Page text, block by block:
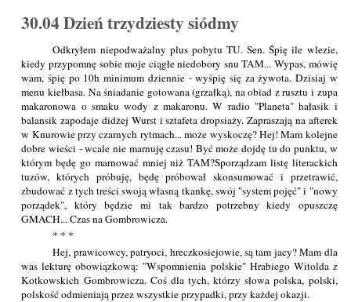
30.04 Dzień trzydziesty siódmy
Odkryłem niepodważalny plus pobytu TU. Sen. Śpię ile wlezie,
kiedy przypomnę sobie moje ciągłe niedobory snu TAM... Wypas, mówię
wam, śpię po 10h minimum dziennie - wyśpię się za żywota. Dzisiaj w
menu kiełbasa. Na śniadanie gotowana (grzałką), na obiad z rusztu i zupa
makaronowa o smaku wody z makaronu. W radio "Planeta" hałasik i
balansik zapodaje didżej Wurst i sztafeta dropsiaży. Zapraszają na afterek
w Knurowie przy czarnych rytmach... może wyskoczę? Hej! Mam kolejne
dobre wieści - wcale nie marnuję czasu! Być może dojdę tu do punktu, w
którym będę go marnować mniej niż TAM?Sporządzam listę literackich
tuzów, których próbuję, będę próbował skonsumować i przetrawić,
zbudować z tych treści swoją własną tkankę, swój "system pojęć" i "nowy
porządek", który będzie mi tak bardzo potrzebny kiedy opuszczę
GMACH... Czas na Gombrowicza.
* * *
Hej, prawicowcy, patryoci, hreczkosiejowie, są tam jacy? Mam dla
was lekturę obowiązkową: "Wspomnienia polskie" Hrabiego Witolda z
Kotkowskich Gombrowicza. Coś dla tych, którzy słowa polska, polski,
polskość odmieniają przez wszystkie przypadki, przy każdej okazji.